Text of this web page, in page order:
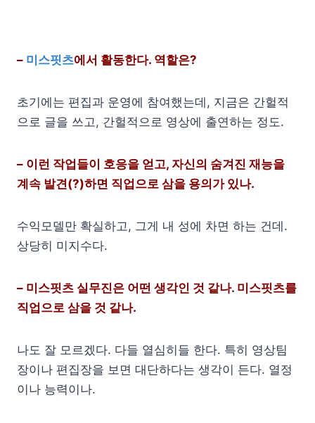
– 미스핏츠에서 활동한다. 역할은?
초기에는 편집과 운영에 참여했는데, 지금은 간헐적
으로 글을 쓰고, 간헐적으로 영상에 출연하는 정도.
– 이런 작업들이 호응을 얻고, 자신의 숨겨진 재능을
계속 발견(?)하면 직업으로 삼을 용의가 있나.
수익모델만 확실하고, 그게 내 성에 차면 하는 건데.
상당히 미지수다.
– 미스핏츠 실무진은 어떤 생각인 것 같나. 미스핏츠를
직업으로 삼을 것 같나.
나도 잘 모르겠다. 다들 열심히들 한다. 특히 영상팀
장이나 편집장을 보면 대단하다는 생각이 든다. 열정
이나 능력이나.